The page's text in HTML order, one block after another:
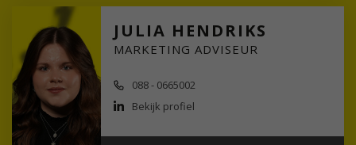
JULIA HENDRIKS
MARKETING ADVISEUR
088 - 0665002
Bekijk profiel